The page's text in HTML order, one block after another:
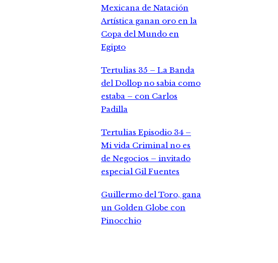
Mexicana de Natación
Artística ganan oro en la
Copa del Mundo en
Egipto
Tertulias 35 – La Banda
del Dollop no sabia como
estaba – con Carlos
Padilla
Tertulias Episodio 34 –
Mi vida Criminal no es
de Negocios – invitado
especial Gil Fuentes
Guillermo del Toro, gana
un Golden Globe con
Pinocchio